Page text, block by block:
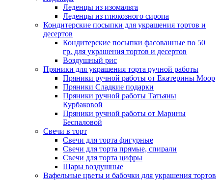
Леденцы из изомальта
Леденцы из глюкозного сиропа
Кондитерские посыпки для украшения тортов и
десертов
Кондитерские посыпки фасованные по 50
гр. для украшения тортов и десертов
Воздушный рис
Пряники для украшения торта ручной работы
Пряники ручной работы от Екатерины Моор
Пряники Сладкие подарки
Пряники ручной работы Татьяны
Курбаковой
Пряники ручной работы от Марины
Беспаловой
Свечи в торт
Свечи для торта фигурные
Свечи для торта прямые, спирали
Свечи для торта цифры
Шары воздушные
Вафельные цветы и бабочки для украшения тортов